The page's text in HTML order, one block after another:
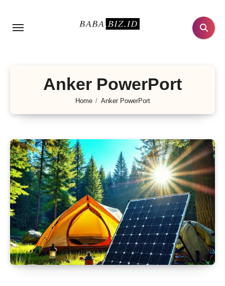
Anker PowerPort
Home Anker PowerPort